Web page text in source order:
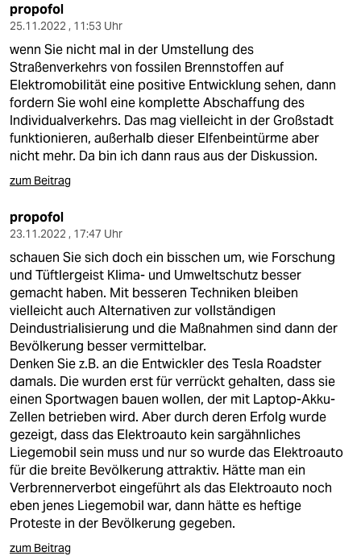
propofol
25.11.2022 , 11:53 Uhr
wenn Sie nicht mal in der Umstellung des
Straßenverkehrs von fossilen Brennstoffen auf
Elektromobilität eine positive Entwicklung sehen, dann
fordern Sie wohl eine komplette Abschaffung des
Individualverkehrs. Das mag vielleicht in der Großstadt
funktionieren, außerhalb dieser Elfenbeintürme aber
nicht mehr. Da bin ich dann raus aus der Diskussion.
zum Beitrag
propofol
23.11.2022 , 17:47 Uhr
schauen Sie sich doch ein bisschen um, wie Forschung
und Tüftlergeist Klima- und Umweltschutz besser
gemacht haben. Mit besseren Techniken bleiben
vielleicht auch Alternativen zur vollständigen
Deindustrialisierung und die Maßnahmen sind dann der
Bevölkerung besser vermittelbar.
Denken Sie z.B. an die Entwickler des Tesla Roadster
damals. Die wurden erst für verrückt gehalten, dass sie
einen Sportwagen bauen wollen, der mit Laptop-Akku-
Zellen betrieben wird. Aber durch deren Erfolg wurde
gezeigt, dass das Elektroauto kein sargähnliches
Liegemobil sein muss und nur so wurde das Elektroauto
für die breite Bevölkerung attraktiv. Hätte man ein
Verbrennerverbot eingeführt als das Elektroauto noch
eben jenes Liegemobil war, dann hätte es heftige
Proteste in der Bevölkerung gegeben.
zum Beitrag